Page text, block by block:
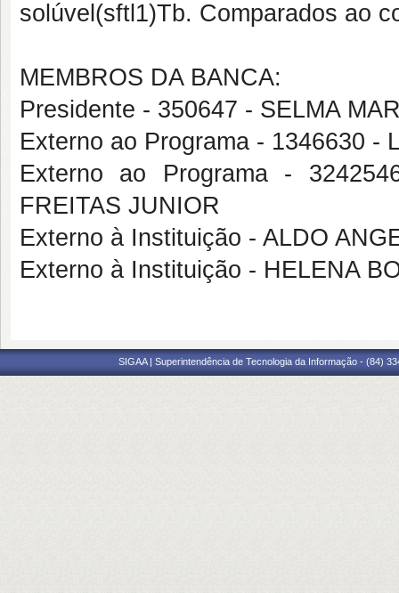
solúvel(sftl1)Tb. Comparados ao
MEMBROS DA BANCA:
Presidente - 350647 - SELMA
Externo ao Programa - 1346630 -
Externo ao Programa -
FREITAS JUNIOR
Externo à Instituição - ALDO
Externo à Instituição - HELENA
SIGAA | Superintendência de Tecnologia da Informação - (84)